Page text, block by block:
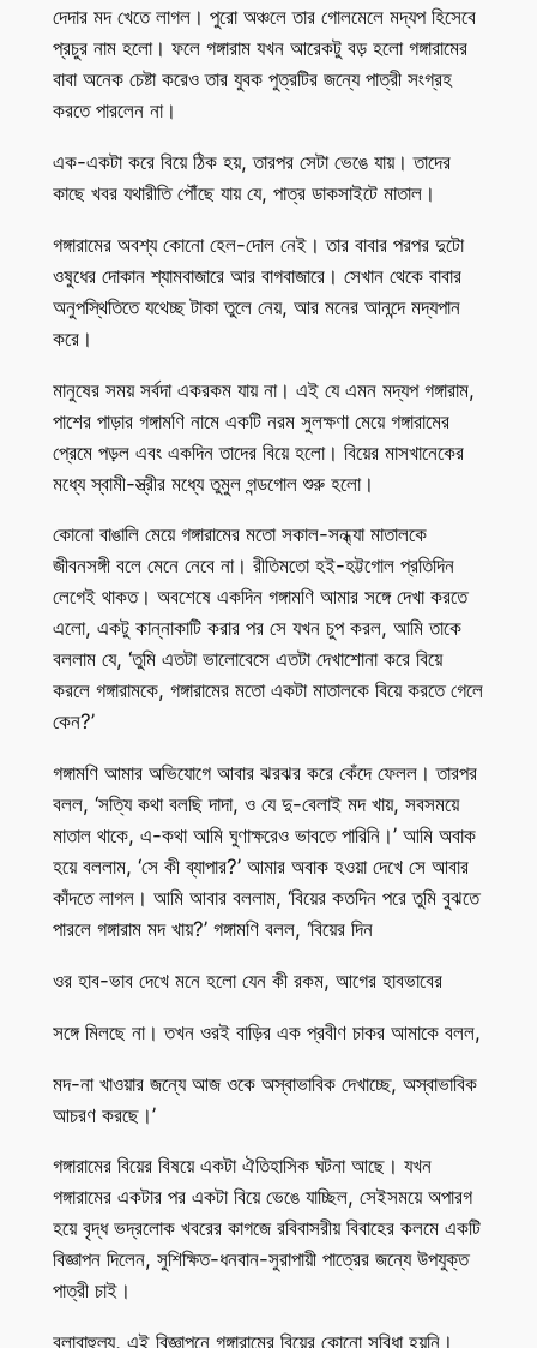
দেদার মদ খেতে লাগল। পুরো অঞ্চলে তার গোলমেলে মদ্যপ হিসেবে
প্রচুর নাম হলো। ফলে গঙ্গারাম যখন আরেকটু বড় হলো গঙ্গারামের
বাবা অনেক চেষ্টা করেও তার যুবক পুত্রটির জন্যে পাত্রী সংগ্রহ
করতে পারলেন না।
এক-একটা করে বিয়ে ঠিক হয়, তারপর সেটা ভেঙে যায়। তাদের
কাছে খবর যথারীতি পৌঁছে যায় যে, পাত্র ডাকসাইটে মাতাল।
গঙ্গারামের অবশ্য কোনো হেল-দোল নেই। তার বাবার পরপর দুটো
ওষুধের দোকান শ্যামবাজারে আর বাগবাজারে। সেখান থেকে বাবার
অনুপস্থিতিতে যথেচ্ছ টাকা তুলে নেয়, আর মনের আনন্দে মদ্যপান
করে।
মানুষের সময় সর্বদা একরকম যায় না। এই যে এমন মদ্যপ গঙ্গারাম,
পাশের পাড়ার গঙ্গামণি নামে একটি নরম সুলক্ষণা মেয়ে গঙ্গারামের
প্রেমে পড়ল এবং একদিন তাদের বিয়ে হলো। বিয়ের মাসখানেকের
মধ্যে স্বামী-স্ত্রীর মধ্যে তুমুল গন্ডগোল শুরু হলো।
কোনো বাঙালি মেয়ে গঙ্গারামের মতো সকাল-সন্ধ্যা মাতালকে
জীবনসঙ্গী বলে মেনে নেবে না। রীতিমতো হই-হট্টগোল প্রতিদিন
লেগেই থাকত। অবশেষে একদিন গঙ্গামণি আমার সঙ্গে দেখা করতে
এলো, একটু কান্নাকাটি করার পর সে যখন চুপ করল, আমি তাকে
বললাম যে, ‘তুমি এতটা ভালোবেসে এতটা দেখাশোনা করে বিয়ে
করলে গঙ্গারামকে, গঙ্গারামের মতো একটা মাতালকে বিয়ে করতে গেলে
কেন?’
গঙ্গামণি আমার অভিযোগে আবার ঝরঝর করে কেঁদে ফেলল। তারপর
বলল, ‘সত্যি কথা বলছি দাদা, ও যে দু-বেলাই মদ খায়, সবসময়ে
মাতাল থাকে, এ-কথা আমি ঘুণাক্ষরেও ভাবতে পারিনি।’ আমি অবাক
হয়ে বললাম, ‘সে কী ব্যাপার?’ আমার অবাক হওয়া দেখে সে আবার
কাঁদতে লাগল। আমি আবার বললাম, ‘বিয়ের কতদিন পরে তুমি বুঝতে
পারলে গঙ্গারাম মদ খায়?’ গঙ্গামণি বলল, ‘বিয়ের দিন
ওর হাব-ভাব দেখে মনে হলো যেন কী রকম, আগের হাবভাবের
সঙ্গে মিলছে না। তখন ওরই বাড়ির এক প্রবীণ চাকর আমাকে বলল,
মদ-না খাওয়ার জন্যে আজ ওকে অস্বাভাবিক দেখাচ্ছে, অস্বাভাবিক
আচরণ করছে।’
গঙ্গারামের বিয়ের বিষয়ে একটা ঐতিহাসিক ঘটনা আছে। যখন
গঙ্গারামের একটার পর একটা বিয়ে ভেঙে যাচ্ছিল, সেইসময়ে অপারগ
হয়ে বৃদ্ধ ভদ্রলোক খবরের কাগজে রবিবাসরীয় বিবাহের কলমে একটি
বিজ্ঞাপন দিলেন, সুশিক্ষিত-ধনবান-সুরাপায়ী পাত্রের জন্যে উপযুক্ত
পাত্রী চাই।
বলাবাহুল্য, এই বিজ্ঞাপনে গঙ্গারামের বিয়ের কোনো সুবিধা হয়নি।